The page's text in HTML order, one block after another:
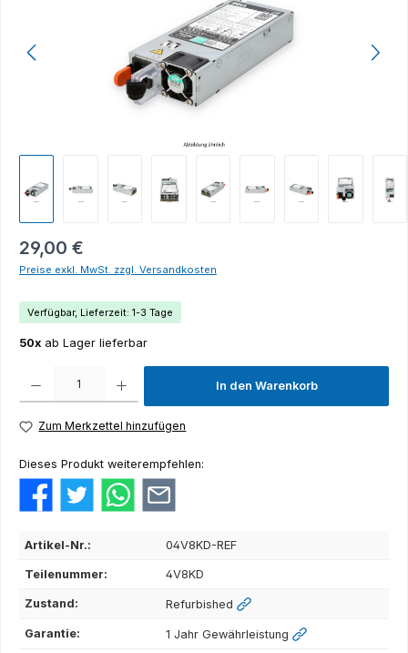
29,00 €
Preise exkl. MwSt. zzgl. Versandkosten
Verfügbar, Lieferzeit: 1-3 Tage
50x ab Lager lieferbar
In den Warenkorb
Zum Merkzettel hinzufügen
Dieses Produkt weiterempfehlen:
Artikel-Nr.: 04V8KD-REF
Teilenummer: 4V8KD
Zustand: Refurbished
Garantie: 1 Jahr Gewährleistung